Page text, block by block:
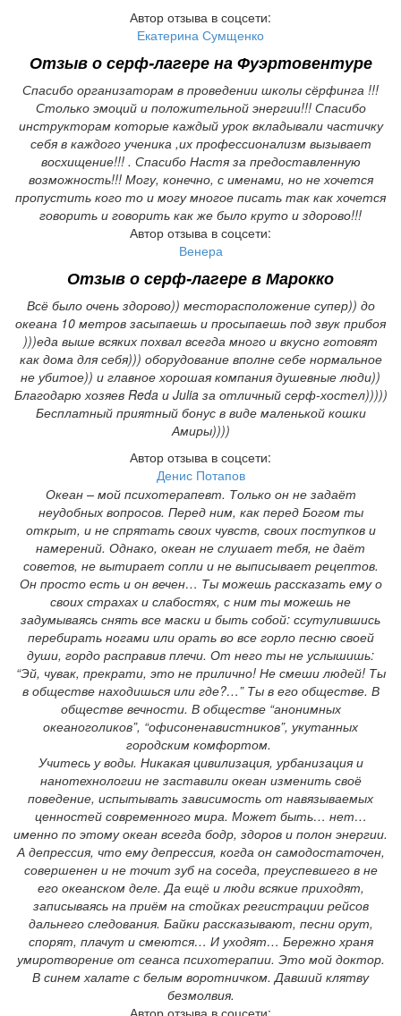
Автор отзыва в соцсети:
Екатерина Сумщенко
Отзыв осерф-лагере на Фуэртовентуре
Спасибо организаторам в проведении школы сёрфинга !!!
Столько эмоций и положительной энергии!!! Спасибо
инструкторам которые каждый урок вкладывали частичку
себя в каждого ученика ,их профессионализм вызывает
восхищение!!! . Спасибо Настя за предоставленную
возможность!!! Могу, конечно, с именами, но не хочется
пропустить кого то и могу многое писать так как хочется
говорить и говорить как же было круто и здорово!!!
Автор отзыва в соцсети:
Венера
Отзыв осерф-лагере в Марокко
Всё было очень здорово)) месторасположение супер)) до
океана 10 метров засыпаешь и просыпаешь под звук прибоя
)))еда выше всяких похвал всегда много и вкусно готовят
как дома для себя))) оборудование вполне себе нормальное
не убитое)) и главное хорошая компания душевные люди))
Благодарю хозяев Reda и Julia за отличный серф-хостел)))))
Бесплатный приятный бонус в виде маленькой кошки
Амиры))))
Автор отзыва в соцсети:
Денис Потапов
Океан – мой психотерапевт. Только он не задаёт
неудобных вопросов. Перед ним, как перед Богом ты
открыт, и не спрятать своих чувств, своих поступков и
намерений. Однако, океан не слушает тебя, не даёт
советов, не вытирает сопли и не выписывает рецептов.
Он просто есть и он вечен… Ты можешь рассказать ему о
своих страхах и слабостях, с ним ты можешь не
задумываясь снять все маски и быть собой: ссутулившись
перебирать ногами или орать во все горло песню своей
души, гордо расправив плечи. От него ты не услышишь:
“Эй, чувак, прекрати, это не прилично! Не смеши людей! Ты
в обществе находишься или где?…” Ты в его обществе. В
обществе вечности. В обществе “анонимных
океаноголиков”, “офисоненавистников”, укутанных
городским комфортом.
Учитесь у воды. Никакая цивилизация, урбанизация и
нанотехнологии не заставили океан изменить своё
поведение, испытывать зависимость от навязываемых
ценностей современного мира. Может быть… нет…
именно по этому океан всегда бодр, здоров и полон энергии.
А депрессия, что ему депрессия, когда он самодостаточен,
совершенен и не точит зуб на соседа, преуспевшего в не
его океанском деле. Да ещё и люди всякие приходят,
записываясь на приём на стойках регистрации рейсов
дальнего следования. Байки рассказывают, песни орут,
спорят, плачут и смеются… И уходят… Бережно храня
умиротворение от сеанса психотерапии. Это мой доктор.
В синем халате с белым воротничком. Давший клятву
безмолвия.
Автор отзыва в соцсети: